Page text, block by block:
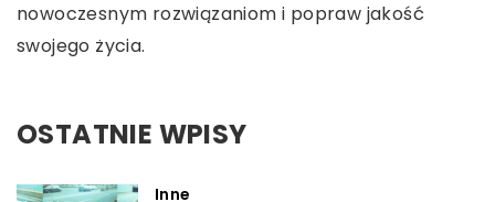
nowoczesnym rozwiązaniom i popraw jakość
swojego życia.
OSTATNIE WPISY
Inne